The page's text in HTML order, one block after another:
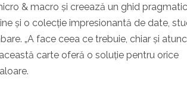
& macro și creează un ghid pragmatic
și o colecție impresionantă de date,
„A face ceea ce trebuie, chiar și
carte oferă o soluție pentru orice